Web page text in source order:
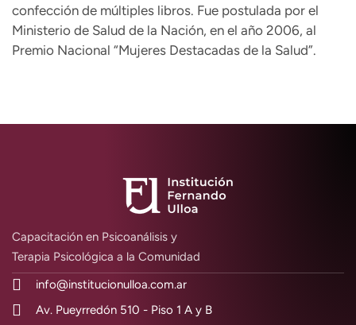
confección de múltiples libros. Fue postulada por el
Ministerio de Salud de la Nación, en el año 2006, al
Premio Nacional “Mujeres Destacadas de la Salud”.
Capacitación en Psicoanálisis y
Terapia Psicológica a la Comunidad
info@institucionulloa.com.ar
Av. Pueyrredón 510 - Piso 1 A y B